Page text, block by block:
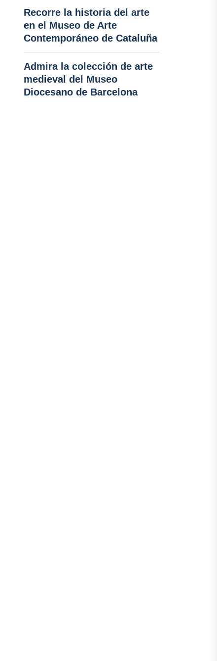
Recorre la historia del arte
en el Museo de Arte
Contemporáneo de Cataluña
Admira la colección de arte
medieval del Museo
Diocesano de Barcelona